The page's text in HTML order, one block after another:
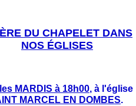
DU CHAPELET DANS
NOS ÉGLISES
MARDIS à 18h00, à l'église
MARCEL EN DOMBES.